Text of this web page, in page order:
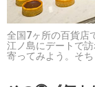
全国7ヶ所の百貨店
江ノ島にデートで
寄ってみよう。そち